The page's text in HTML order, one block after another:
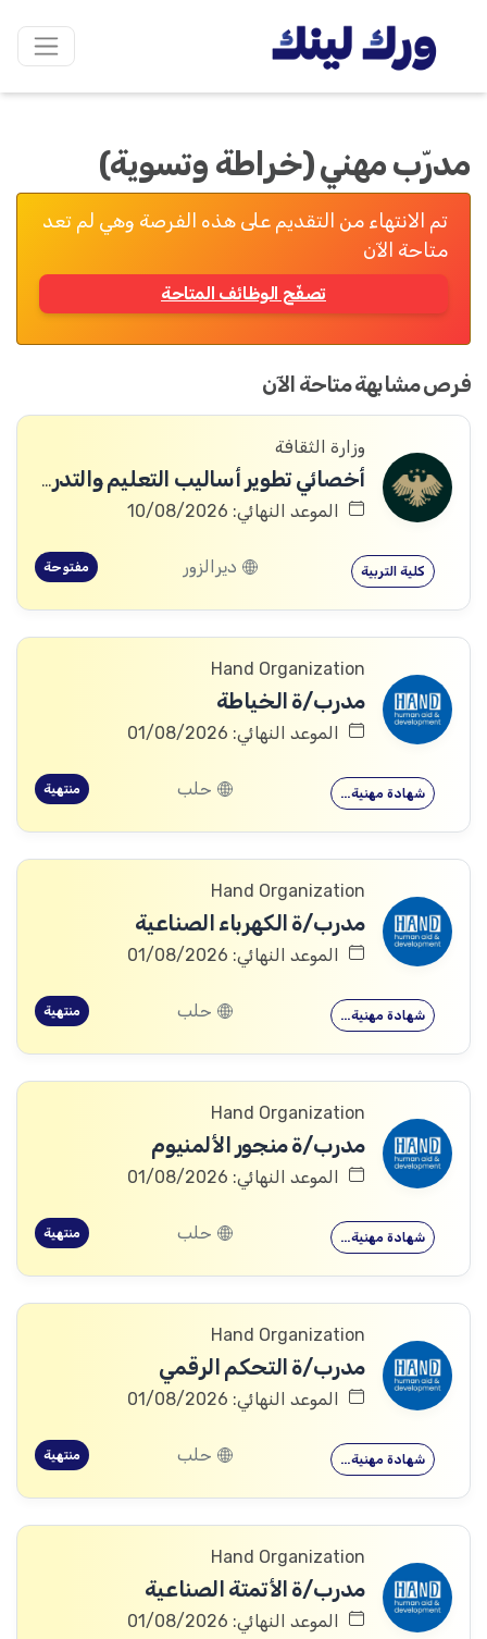
مدرّب مهني (خراطة وتسوية)
تم الانتهاء من التقديم على هذه الفرصة وهي لم تعد
متاحة الآن
تصفّح الوظائف المتاحة
فرص مشابهة متاحة الآن
وزارة الثقافة
أخصائي تطوير أساليب التعليم والتدريب
الموعد النهائي: 10/08/2026
كلية التربية ديرالزور مفتوحة
Hand Organization
مدرب/ة الخياطة
الموعد النهائي: 01/08/2026
شهادة مهنية… حلب منتهية
Hand Organization
مدرب/ة الكهرباء الصناعية
الموعد النهائي: 01/08/2026
شهادة مهنية… حلب منتهية
Hand Organization
مدرب/ة منجور الألمنيوم
الموعد النهائي: 01/08/2026
شهادة مهنية… حلب منتهية
Hand Organization
مدرب/ة التحكم الرقمي
الموعد النهائي: 01/08/2026
شهادة مهنية… حلب منتهية
Hand Organization
مدرب/ة الأتمتة الصناعية
الموعد النهائي: 01/08/2026